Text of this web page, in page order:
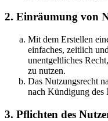
2. Einräumung von
Mit dem Erstellen
einfaches, zeitlich
unentgeltliches
zu nutzen.
Das Nutzungsrecht
nach Kündigung des
3. Pflichten des